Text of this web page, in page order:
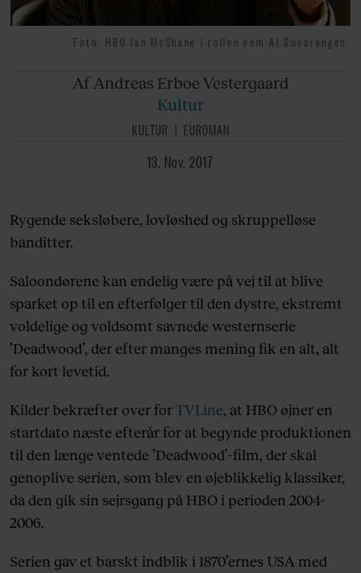
Foto: HBO Ian McShane i rollen som Al Swearengen.
Af Andreas Erboe Vestergaard
Kultur
KULTUR
EUROMAN
13. Nov. 2017
Rygende seksløbere, lovløshed og skruppelløse
banditter.
Saloondørene kan endelig være på vej til at blive
sparket op til en efterfølger til den dystre, ekstremt
voldelige og voldsomt savnede westernserie
’Deadwood’, der efter manges mening fik en alt, alt
for kort levetid.
Kilder bekræfter over forTVLine, at HBO øjner en
startdato næste efterår for at begynde produktionen
til den længe ventede ’Deadwood’-film, der skal
genoplive serien, som blev en øjeblikkelig klassiker,
da den gik sin sejrsgang på HBO i perioden 2004-
2006.
Serien gav et barskt indblik i 1870’ernes USA med